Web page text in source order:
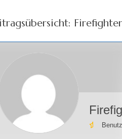
Firefighter